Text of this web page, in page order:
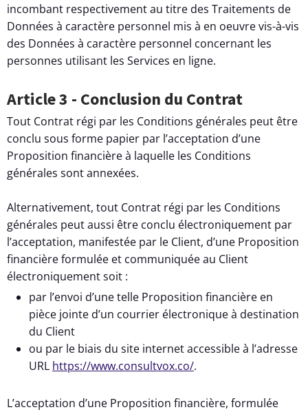
incombant respectivement au titre des Traitements de
Données à caractère personnel mis à en oeuvre vis-à-vis
des Données à caractère personnel concernant les
personnes utilisant les Services en ligne.
Article 3 - Conclusion du Contrat
Tout Contrat régi par les Conditions générales peut être
conclu sous forme papier par l’acceptation d’une
Proposition financière à laquelle les Conditions
générales sont annexées.
Alternativement, tout Contrat régi par les Conditions
générales peut aussi être conclu électroniquement par
l’acceptation, manifestée par le Client, d’une Proposition
financière formulée et communiquée au Client
électroniquement soit :
par l’envoi d’une telle Proposition financière en
pièce jointe d’un courrier électronique à destination
du Client
ou par le biais du site internet accessible à l’adresse
URL https://www.consultvox.co/.
L’acceptation d’une Proposition financière, formulée